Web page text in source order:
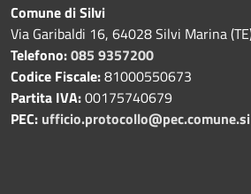
Comune di Silvi
Via Garibaldi 16, 64028 Silvi Marina
Telefono:085 9357200
Codice Fiscale:81000550673
Partita IVA:00175740679
PEC: